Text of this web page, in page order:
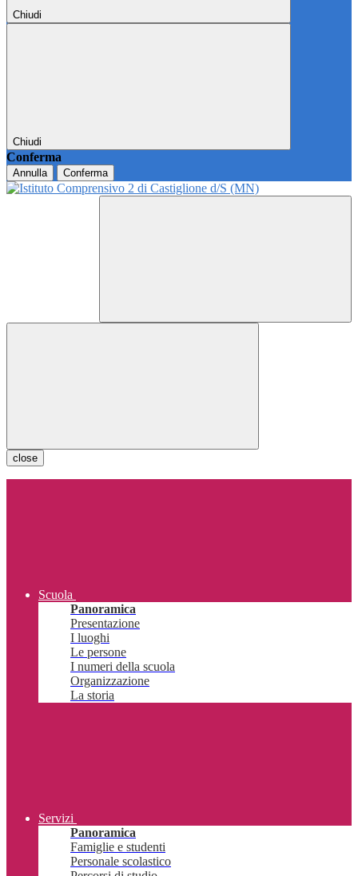
Chiudi
Chiudi
Conferma
Annulla Conferma
close
Scuola
Panoramica
Presentazione
I luoghi
Le persone
I numeri della scuola
Organizzazione
La storia
Servizi
Panoramica
Famiglie e studenti
Personale scolastico